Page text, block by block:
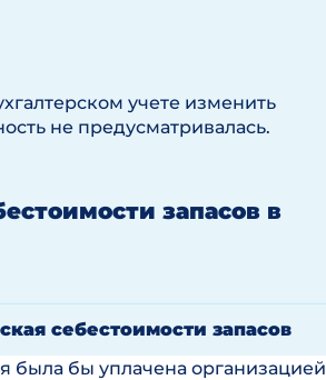
учете изменить
не предусматривалась.
запасов в
себестоимости запасов
была бы уплачена организацией